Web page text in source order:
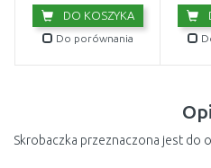
DO KOSZYKA
Do porównania
Skrobaczka przeznaczona jest do